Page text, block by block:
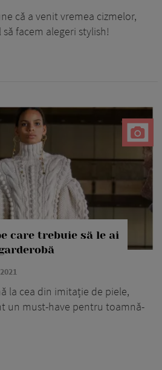
că a venit vremea cizmelor,
facem alegeri stylish!
care trebuie să le ai
la cea din imitație de piele,
un must-have pentru toamnă-